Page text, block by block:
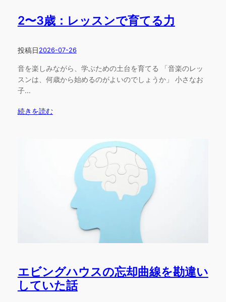
2〜3歳：レッスンで育てる力
投稿日 2026-07-26
音を楽しみながら、学ぶための土台を育てる 「音楽のレッ
スンは、何歳から始めるのがよいのでしょうか」 小さなお
子…
続きを読む
エビングハウスの忘却曲線を勘違い
していた話